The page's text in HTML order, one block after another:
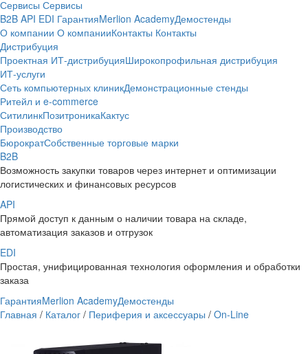
Сервисы Сервисы
B2B API EDI ГарантияMerlion AcademyДемостенды
О компании О компанииКонтакты Контакты
Дистрибуция
Проектная ИТ-дистрибуцияШирокопрофильная дистрибуция
ИТ-услуги
Сеть компьютерных клиникДемонстрационные стенды
Ритейл и e-commerce
СитилинкПозитроникаКактус
Производство
БюрократСобственные торговые марки
B2B
Возможность закупки товаров через интернет и оптимизации
логистических и финансовых ресурсов
API
Прямой доступ к данным о наличии товара на складе,
автоматизация заказов и отгрузок
EDI
Простая, унифицированная технология оформления и обработки
заказа
ГарантияMerlion AcademyДемостенды
Главная / Каталог / Периферия и аксессуары / On-Line